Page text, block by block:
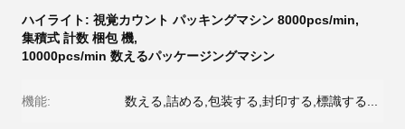
ハイライト: 視覚カウント パッキングマシン 8000pcs/min,
集積式 計数 梱包 機,
10000pcs/min 数えるパッケージングマシン
機能: 数える,詰める,包装する,封印する,標識する...